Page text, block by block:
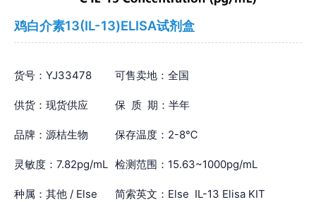
鸡白介素13(IL-13)ELISA试剂盒
货号：YJ33478 可售卖地：全国
供货：现货供应 保 质 期：半年
品牌：源桔生物 保存温度：2-8℃
灵敏度：7.82pg/mL 检测范围：15.63~1000pg/mL
种属：其他 / Else 简索英文：Else IL-13 Elisa KIT